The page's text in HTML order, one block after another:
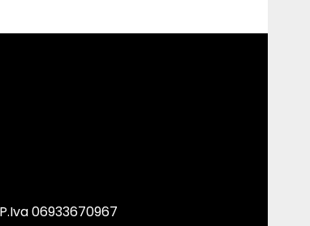
06933670967